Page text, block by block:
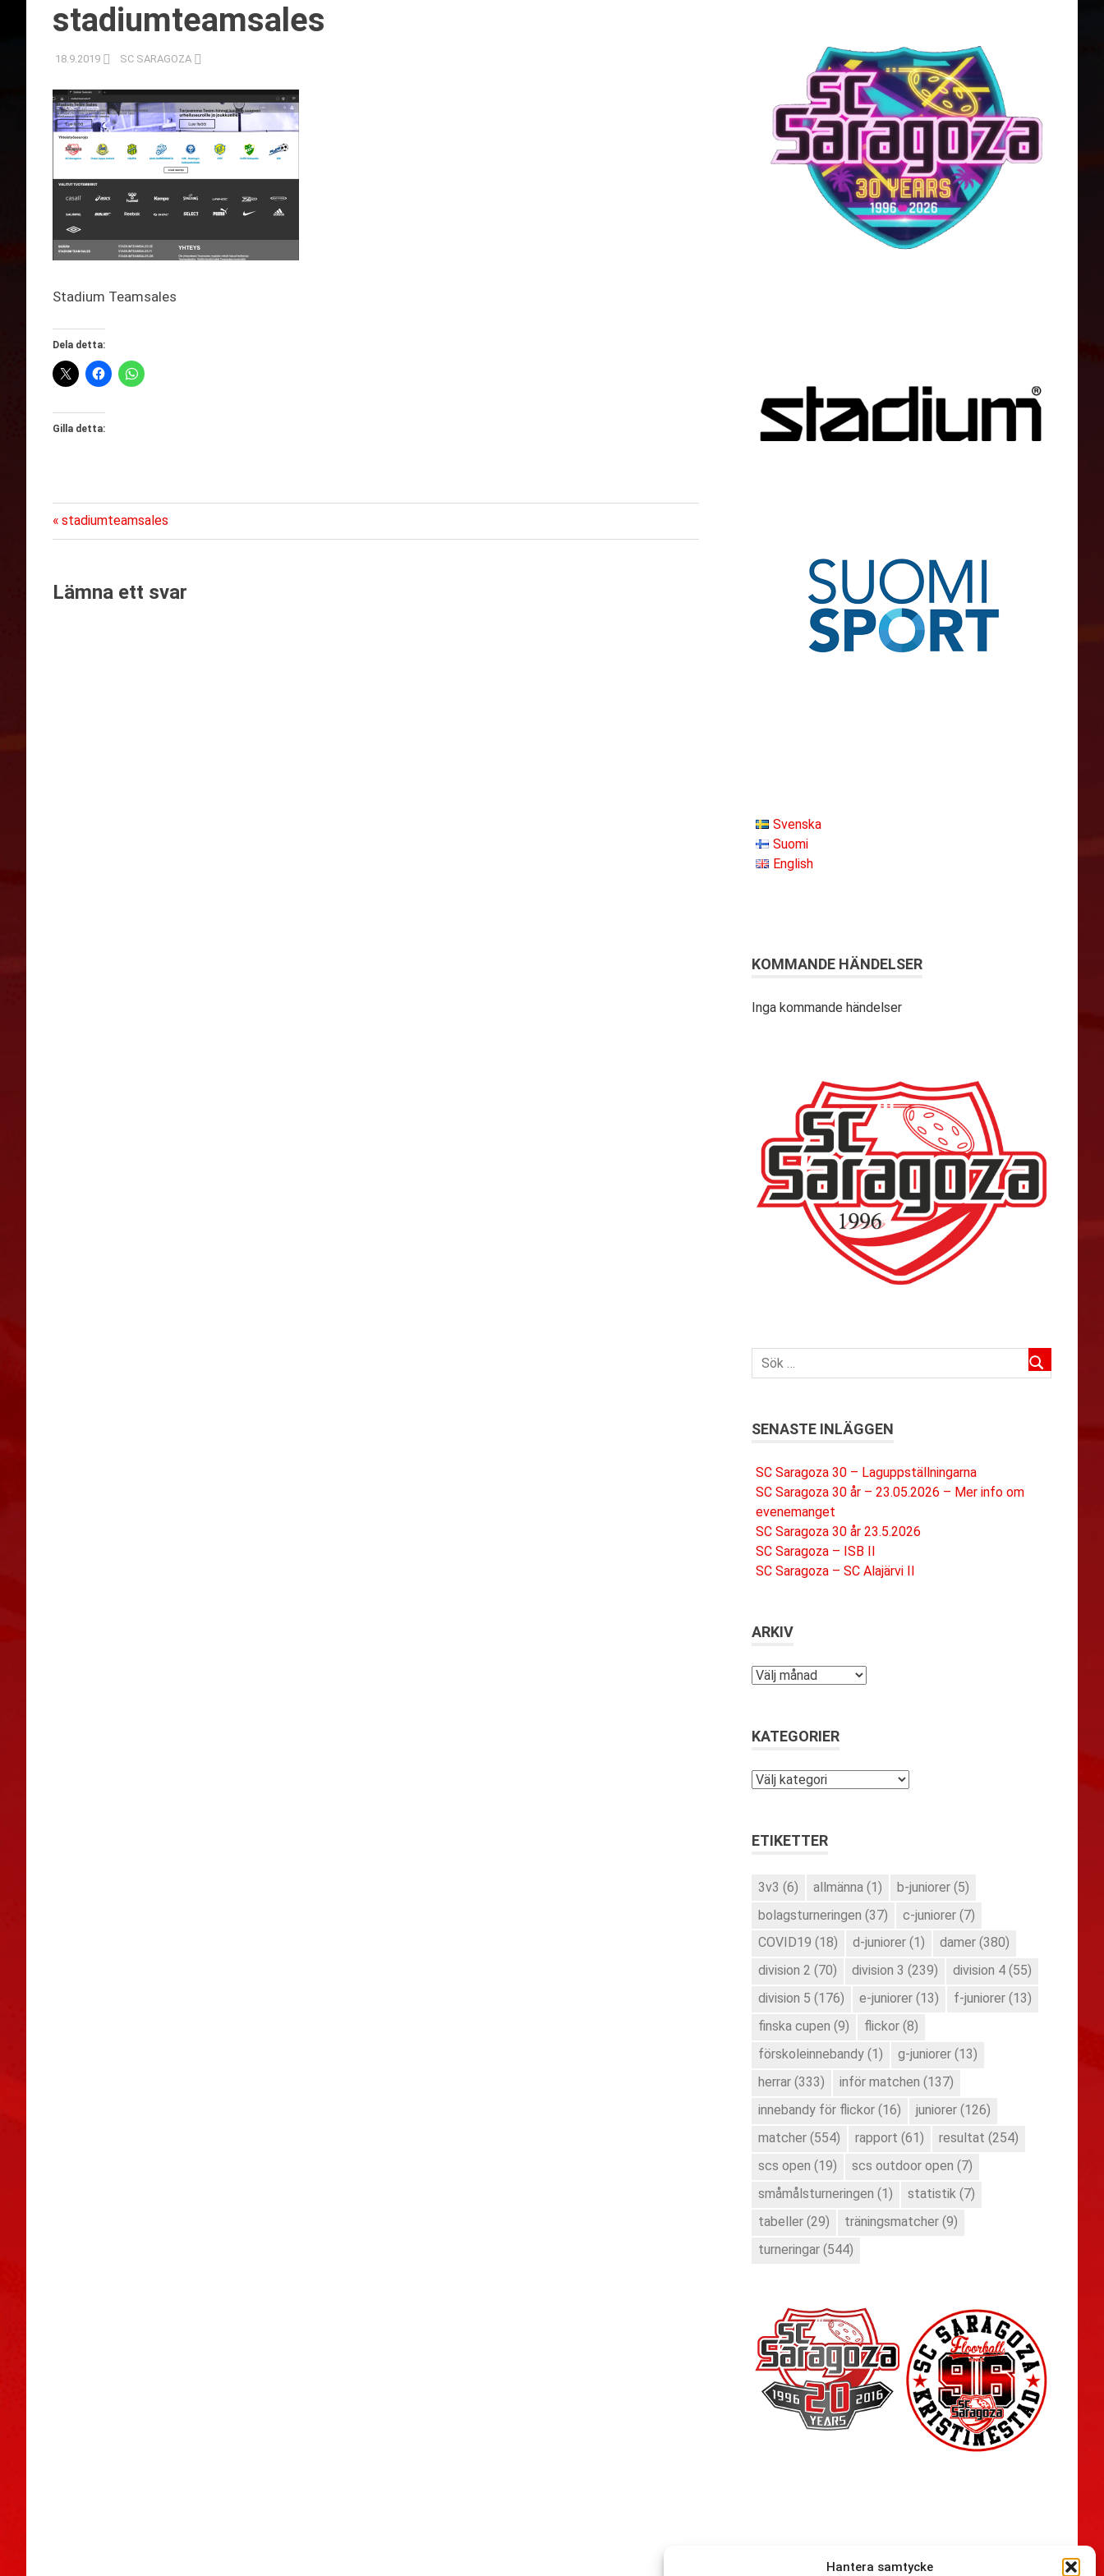
Hantera samtycke
stadiumteamsales
18.9.2019 SC SARAGOZA
Stadium Teamsales
Dela detta:
Gilla detta:
Inläggsnavigering
Föregående
inlägg:
stadiumteamsales
Lämna ett svar
Svenska
Suomi
English
KOMMANDE HÄNDELSER
Inga kommande händelser
SENASTE INLÄGGEN
SC Saragoza 30 – Laguppställningarna
SC Saragoza 30 år – 23.05.2026 – Mer info om
evenemanget
SC Saragoza 30 år 23.5.2026
SC Saragoza – ISB II
SC Saragoza – SC Alajärvi II
ARKIV
Arkiv
KATEGORIER
Kategorier
ETIKETTER
3v3 (6) allmänna (1) b-juniorer (5)
bolagsturneringen (37) c-juniorer (7)
COVID19 (18) d-juniorer (1) damer (380)
division 2 (70) division 3 (239) division 4 (55)
division 5 (176) e-juniorer (13) f-juniorer (13)
finska cupen (9) flickor (8)
förskoleinnebandy (1) g-juniorer (13)
herrar (333) inför matchen (137)
innebandy för flickor (16) juniorer (126)
matcher (554) rapport (61) resultat (254)
scs open (19) scs outdoor open (7)
småmålsturneringen (1) statistik (7)
tabeller (29) träningsmatcher (9)
turneringar (544)